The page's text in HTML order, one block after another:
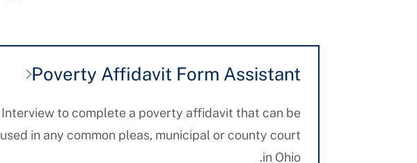
Poverty Affidavit Form Assistant
Interview to complete a poverty affidavit that can be
used in any common pleas, municipal or county court
in Ohio.